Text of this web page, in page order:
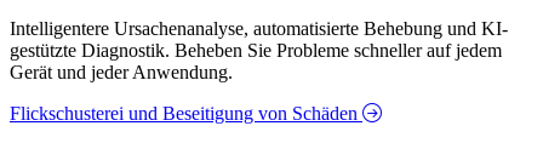
Intelligentere Ursachenanalyse, automatisierte Behebung und KI-
gestützte Diagnostik. Beheben Sie Probleme schneller auf jedem
Gerät und jeder Anwendung.
Flickschusterei und Beseitigung von Schäden